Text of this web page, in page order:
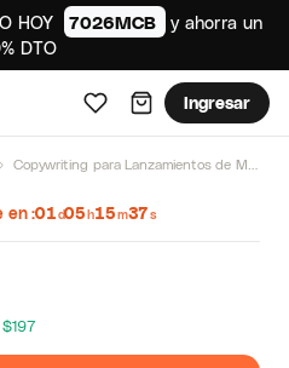
HOY 7026MCB
y ahorra un
DTO
Ingresar
› Copywriting para Lanzamientos de Maider Tomasena
en 01d05h15m37s